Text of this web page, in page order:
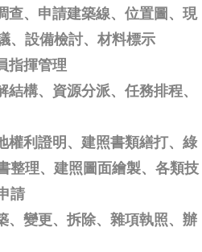
查、申請建築線、位置圖、現
、設備檢討、材料標示
指揮管理
構、資源分派、任務排程、
權利證明、建照書類繕打、綠
整理、建照圖面繪製、各類技
請
、變更、拆除、雜項執照、辦